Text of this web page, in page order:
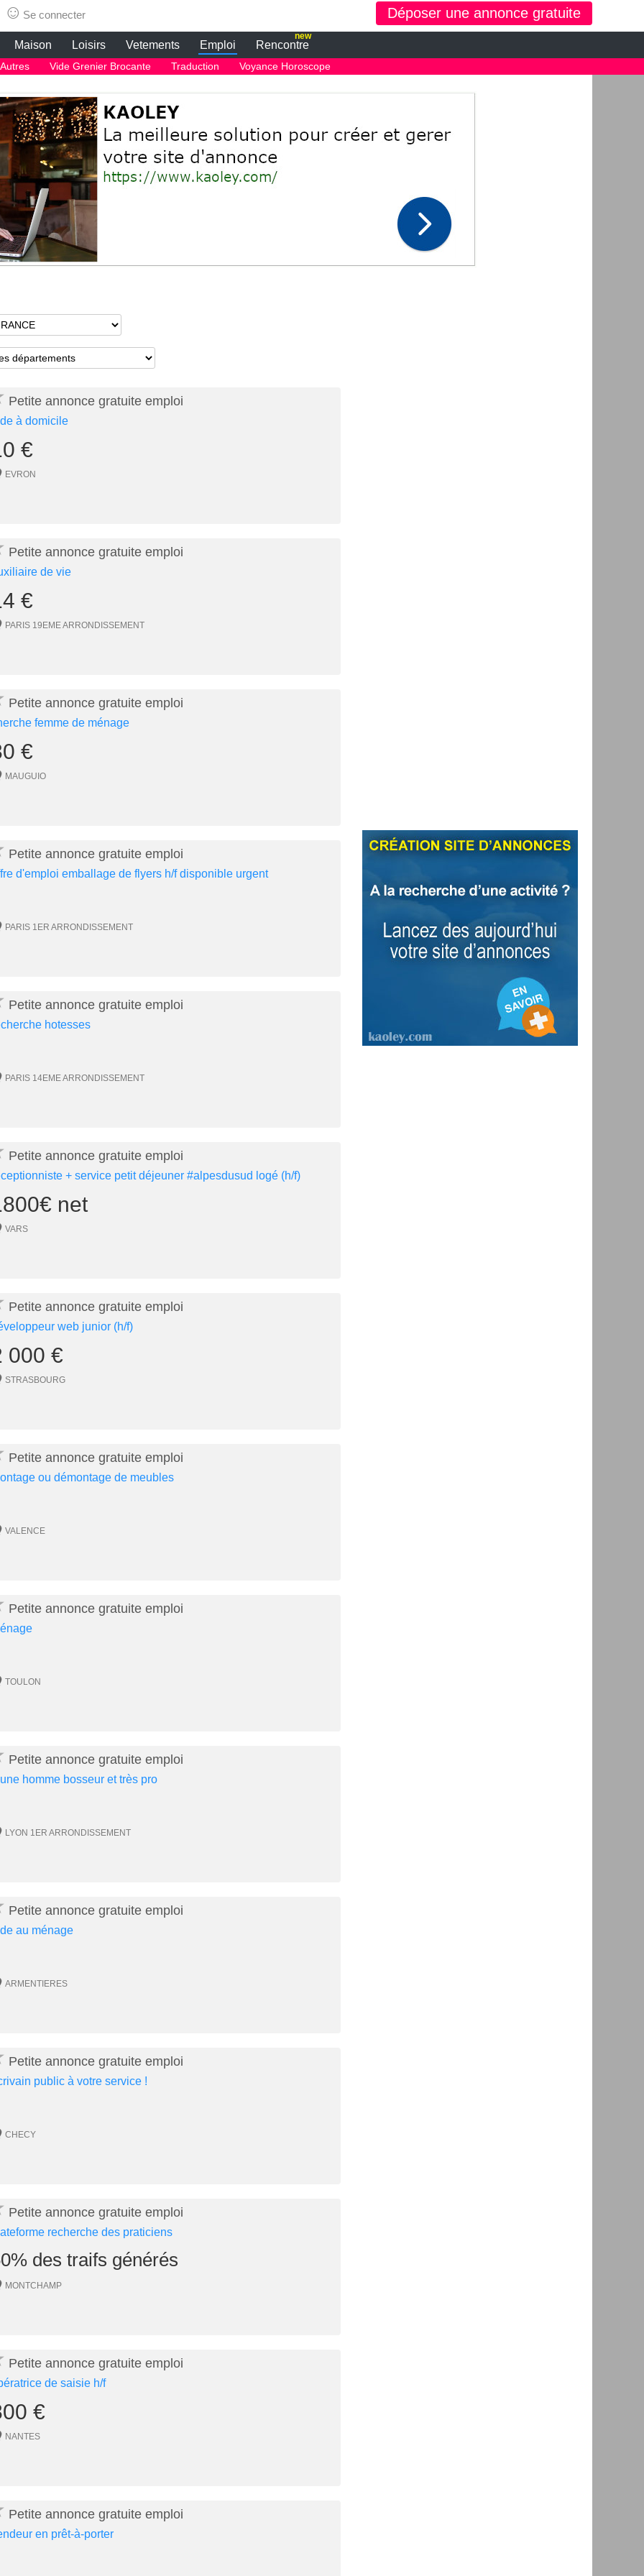
☺ Se connecter Déposer une annonce gratuite
Maison Loisirs Vetements Emploi Rencontre
new
Autres Vide Grenier Brocante Traduction Voyance Horoscope
Petite annonce gratuite emploi
à domicile
€
EVRON
Petite annonce gratuite emploi
de vie
€
PARIS 19EME ARRONDISSEMENT
Petite annonce gratuite emploi
femme de ménage
€
MAUGUIO
Petite annonce gratuite emploi
d'emploi emballage de flyers h/f disponible urgent
PARIS 1ER ARRONDISSEMENT
Petite annonce gratuite emploi
hotesses
PARIS 14EME ARRONDISSEMENT
Petite annonce gratuite emploi
+ service petit déjeuner #alpesdusud logé (h/f)
net
VARS
Petite annonce gratuite emploi
web junior (h/f)
000 €
STRASBOURG
Petite annonce gratuite emploi
ou démontage de meubles
VALENCE
Petite annonce gratuite emploi
TOULON
Petite annonce gratuite emploi
homme bosseur et très pro
LYON 1ER ARRONDISSEMENT
Petite annonce gratuite emploi
au ménage
ARMENTIERES
Petite annonce gratuite emploi
public à votre service !
CHECY
Petite annonce gratuite emploi
recherche des praticiens
des traifs générés
MONTCHAMP
Petite annonce gratuite emploi
de saisie h/f
€
NANTES
Petite annonce gratuite emploi
en prêt-à-porter